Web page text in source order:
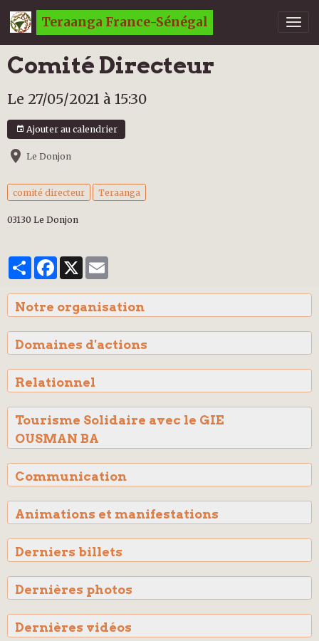
Teraanga France-Sénégal
Comité Directeur
Le 27/05/2021 à 15:30
Ajouter au calendrier
Le Donjon
comité directeur Teraanga
03130 Le Donjon
PartagerFacebook
Notre organisation
Domaines d'actions
Relationnel
Tourisme Solidaire avec le GIE
OUSMAN BA
Communication
Animations et manifestations
Derniers billets
Dernières photos
Dernières vidéos